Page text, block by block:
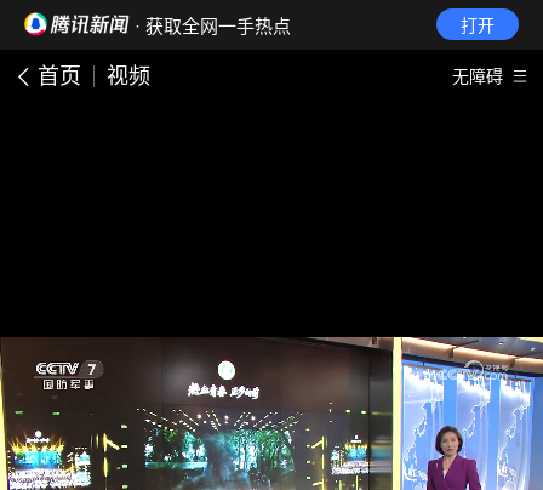
· 获取全网一手热点 打开
首页 视频 无障碍